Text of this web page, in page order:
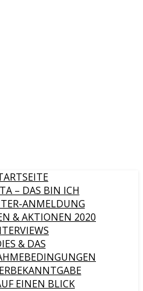
– DAS BIN ICH
ANMELDUNG
& AKTIONEN 2020
& DAS
EINEN BLICK